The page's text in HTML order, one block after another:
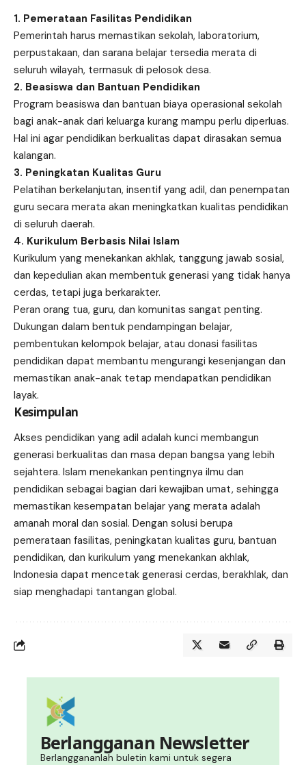
1. Pemerataan Fasilitas Pendidikan
Pemerintah harus memastikan sekolah, laboratorium,
perpustakaan, dan sarana belajar tersedia merata di
seluruh wilayah, termasuk di pelosok desa.
2. Beasiswa dan Bantuan Pendidikan
Program beasiswa dan bantuan biaya operasional sekolah
bagi anak-anak dari keluarga kurang mampu perlu diperluas.
Hal ini agar pendidikan berkualitas dapat dirasakan semua
kalangan.
3. Peningkatan Kualitas Guru
Pelatihan berkelanjutan, insentif yang adil, dan penempatan
guru secara merata akan meningkatkan kualitas pendidikan
di seluruh daerah.
4. Kurikulum Berbasis Nilai Islam
Kurikulum yang menekankan akhlak, tanggung jawab sosial,
dan kepedulian akan membentuk generasi yang tidak hanya
cerdas, tetapi juga berkarakter.
Peran orang tua, guru, dan komunitas sangat penting.
Dukungan dalam bentuk pendampingan belajar,
pembentukan kelompok belajar, atau donasi fasilitas
pendidikan dapat membantu mengurangi kesenjangan dan
memastikan anak-anak tetap mendapatkan pendidikan
layak.
Kesimpulan
Akses pendidikan yang adil adalah kunci membangun
generasi berkualitas dan masa depan bangsa yang lebih
sejahtera. Islam menekankan pentingnya ilmu dan
pendidikan sebagai bagian dari kewajiban umat, sehingga
memastikan kesempatan belajar yang merata adalah
amanah moral dan sosial. Dengan solusi berupa
pemerataan fasilitas, peningkatan kualitas guru, bantuan
pendidikan, dan kurikulum yang menekankan akhlak,
Indonesia dapat mencetak generasi cerdas, berakhlak, dan
siap menghadapi tantangan global.
Berlangganan Newsletter
Berlanggananlah buletin kami untuk segera